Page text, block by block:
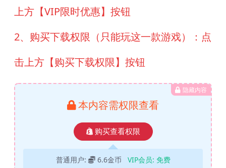
上方【VIP限时优惠】按钮
2、购买下载权限（只能玩这一款游戏）：点
击上方【购买下载权限】按钮
隐藏内容
本内容需权限查看
购买查看权限
普通用户: 6.6金币 VIP会员: 免费